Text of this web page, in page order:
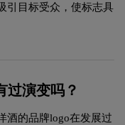
引目标受众，使标志具
过演变吗？
酒的品牌logo在发展过